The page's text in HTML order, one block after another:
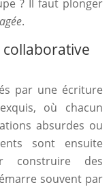
? Il faut plonger
.
par une écriture
où chacun
absurdes ou
sont ensuite
construire des
souvent par